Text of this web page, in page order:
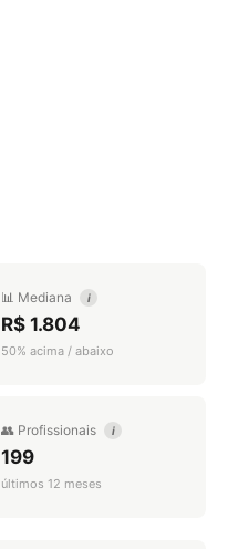
📊 Mediana i
R$ 1.804
50% acima / abaixo
👥 Profissionais i
199
últimos 12 meses